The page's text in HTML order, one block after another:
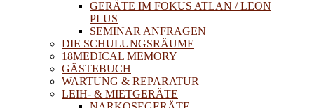
GERÄTE IM FOKUS ATLAN / LEON
PLUS
SEMINAR ANFRAGEN
DIE SCHULUNGSRÄUME
18MEDICAL MEMORY
GÄSTEBUCH
WARTUNG & REPARATUR
LEIH- & MIETGERÄTE